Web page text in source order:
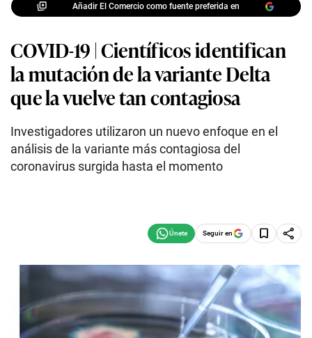
Añadir El Comercio como fuente preferida en
COVID-19 | Científicos identifican
la mutación de la variante Delta
que la vuelve tan contagiosa
Investigadores utilizaron un nuevo enfoque en el
análisis de la variante más contagiosa del
coronavirus surgida hasta el momento
Seguir en